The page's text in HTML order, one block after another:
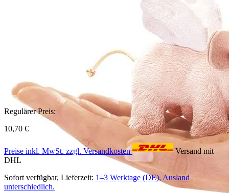
Regulärer Preis:
10,70 €
Preise inkl. MwSt. zzgl. Versandkosten
Versand mit
DHL
Sofort verfügbar, Lieferzeit: 1–3 Werktage (DE), Ausland
unterschiedlich.